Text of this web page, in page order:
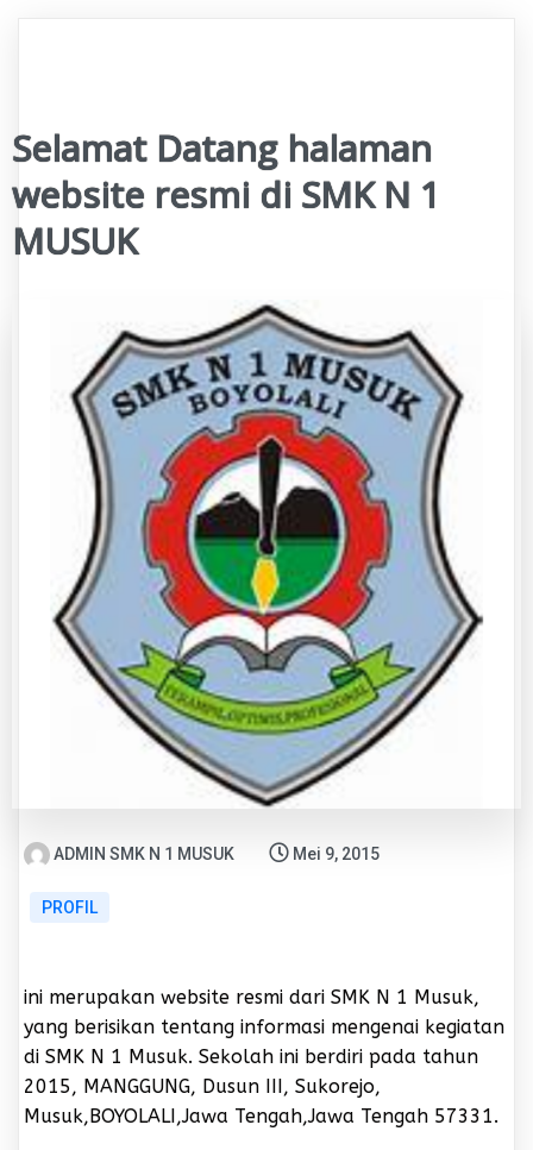
Selamat Datang halaman
website resmi di SMK N 1
MUSUK
ADMIN SMK N 1 MUSUK Mei 9, 2015
PROFIL
ini merupakan website resmi dari SMK N 1 Musuk,
yang berisikan tentang informasi mengenai kegiatan
di SMK N 1 Musuk. Sekolah ini berdiri pada tahun
2015, MANGGUNG, Dusun III, Sukorejo,
Musuk,BOYOLALI,Jawa Tengah,Jawa Tengah 57331.